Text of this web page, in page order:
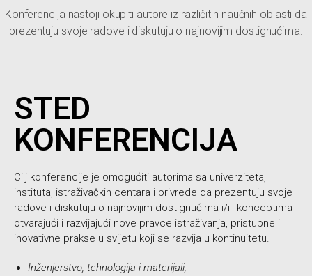
Konferencija nastoji okupiti autore iz različitih naučnih oblasti da
prezentuju svoje radove i diskutuju o najnovijim dostignućima.
STED
KONFERENCIJA
Cilj konferencije je omogućiti autorima sa univerziteta,
instituta, istraživačkih centara i privrede da prezentuju svoje
radove i diskutuju o najnovijim dostignućima i/ili konceptima
otvarajući i razvijajući nove pravce istraživanja, pristupne i
inovativne prakse u svijetu koji se razvija u kontinuitetu.
Inženjerstvo, tehnologija i materijali,